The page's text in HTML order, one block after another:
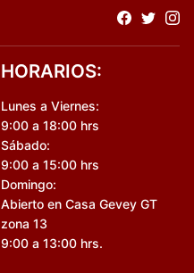
HORARIOS:
Lunes a Viernes:
9:00 a 18:00 hrs
Sábado:
9:00 a 15:00 hrs
Domingo:
Abierto en Casa Gevey GT
zona 13
9:00 a 13:00 hrs.